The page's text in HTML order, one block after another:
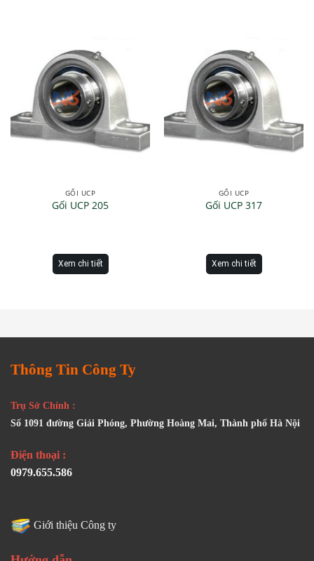
GỐI UCP
Gối UCP 205
Xem chi tiết
GỐI UCP
Gối UCP 317
Xem chi tiết
Thông Tin Công Ty
Trụ Sở Chính :
Số 1091 đường Giải Phóng, Phường Hoàng Mai, Thành phố Hà Nội
Điện thoại :
0979.655.586
Giới thiệu Công ty